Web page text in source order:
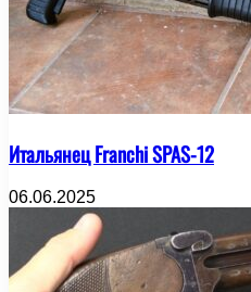
Итальянец Franchi SPAS-12
06.06.2025